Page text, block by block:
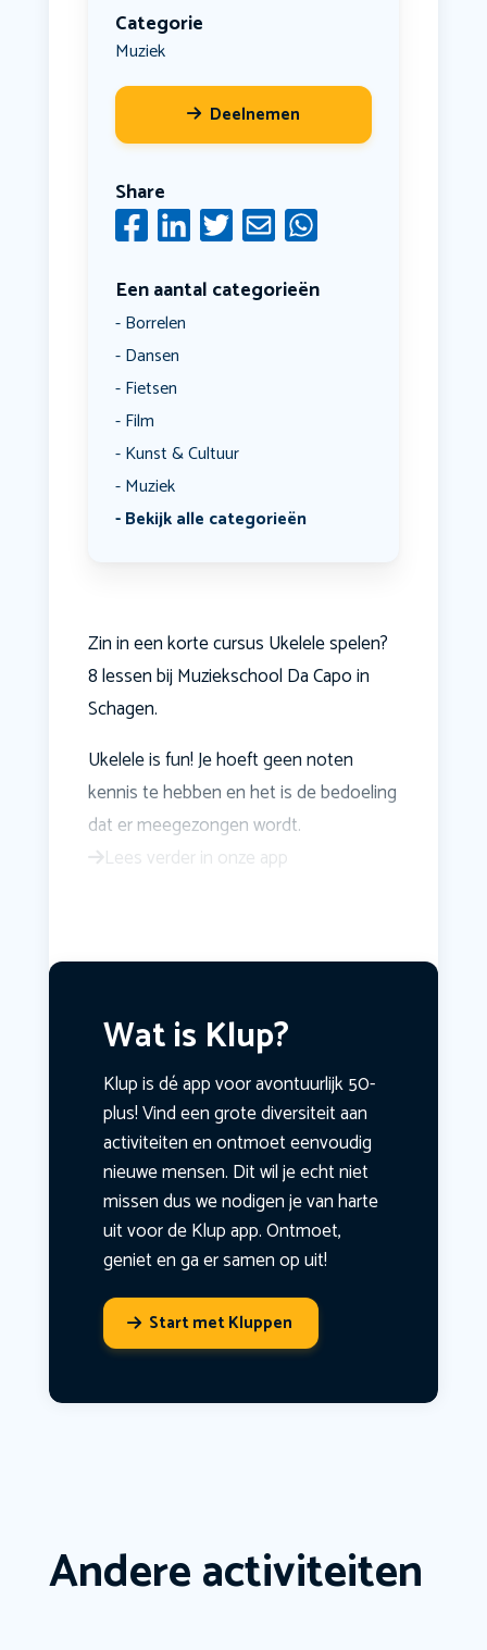
Categorie
Muziek
Deelnemen
Share
Een aantal categorieën
Borrelen
Dansen
Fietsen
Film
Kunst & Cultuur
Muziek
Bekijk alle categorieën
Zin in een korte cursus Ukelele spelen?
8 lessen bij Muziekschool Da Capo in
Schagen.
Ukelele is fun! Je hoeft geen noten
kennis te hebben en het is de bedoeling
dat er meegezongen wordt.
Lees verder in onze app
Wat is Klup?
Klup is dé app voor avontuurlijk 50-
plus! Vind een grote diversiteit aan
activiteiten en ontmoet eenvoudig
nieuwe mensen. Dit wil je echt niet
missen dus we nodigen je van harte
uit voor de Klup app. Ontmoet,
geniet en ga er samen op uit!
Start met Kluppen
Andere activiteiten